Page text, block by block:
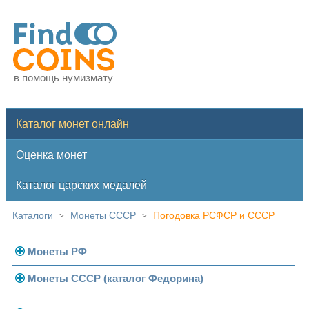
в помощь нумизмату
Каталог монет онлайн
Оценка монет
Каталог царских медалей
Каталоги > Монеты СССР > Погодовка РСФСР и СССР
Монеты РФ
Современная Россия
Монеты СССР (каталог Федорина)